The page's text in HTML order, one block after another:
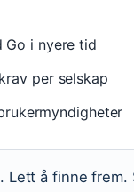
Go i nyere tid
per selskap
Lett å finne